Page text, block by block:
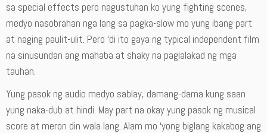
sa special effects pero nagustuhan ko yung fighting scenes,
medyo nasobrahan nga lang sa pagka-slow mo yung ibang part
at naging paulit-ulit. Pero ‘di ito gaya ng typical independent film
na sinusundan ang mahaba at shaky na paglalakad ng mga
tauhan.
Yung pasok ng audio medyo sablay, damang-dama kung saan
yung naka-dub at hindi. May part na okay yung pasok ng musical
score at meron din wala lang. Alam mo ‘yong biglang kakabog ang